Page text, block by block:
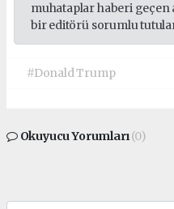
muhataplar haberi
bir editörü sorumlu
#Donald Trump
Okuyucu Yorumları(0)